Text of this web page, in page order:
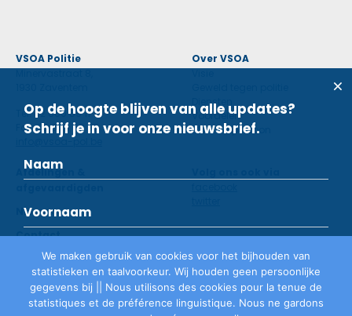
We maken gebruik van cookies voor het bijhouden van
statistieken en taalvoorkeur. Wij houden geen persoonlijke
gegevens bij || Nous utilisons des cookies pour la tenue de
statistiques et de préférence linguistique. Nous ne gardons
VSOA Politie
Tel: 02 660 59 11
Fax: 02 660 50 97
info@vsoa-pol.be
Over VSOA
Diensten
Voordelen
Contactpersoon
Afdelingen &
Nieuws
Contact
Lid worden
Op de hoogte blijven van alle updates?
Schrijf je in voor onze nieuwsbrief.